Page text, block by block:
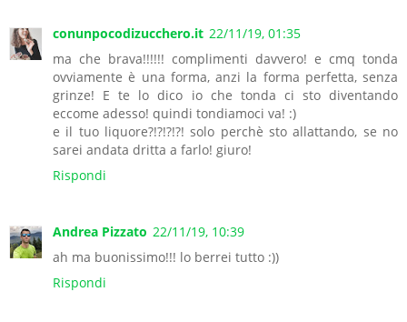
conunpocodizucchero.it 22/11/19, 01:35
ma che brava!!!!!! complimenti davvero! e cmq tonda
ovviamente è una forma, anzi la forma perfetta, senza
grinze! E te lo dico io che tonda ci sto diventando
eccome adesso! quindi tondiamoci va! :)
e il tuo liquore?!?!?!?! solo perchè sto allattando, se no
sarei andata dritta a farlo! giuro!
Rispondi
Andrea Pizzato 22/11/19, 10:39
ah ma buonissimo!!! lo berrei tutto :))
Rispondi